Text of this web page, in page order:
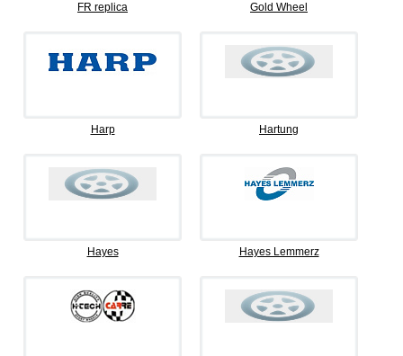
FR replica Gold Wheel
Harp Hartung
Hayes Hayes Lemmerz